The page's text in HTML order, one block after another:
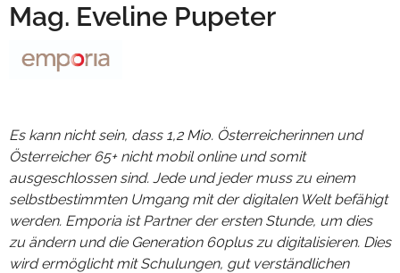
Mag. Eveline Pupeter
Es kann nicht sein, dass 1,2 Mio. Österreicherinnen und
Österreicher 65+ nicht mobil online und somit
ausgeschlossen sind. Jede und jeder muss zu einem
selbstbestimmten Umgang mit der digitalen Welt befähigt
werden. Emporia ist Partner der ersten Stunde, um dies
zu ändern und die Generation 60plus zu digitalisieren. Dies
wird ermöglicht mit Schulungen, gut verständlichen